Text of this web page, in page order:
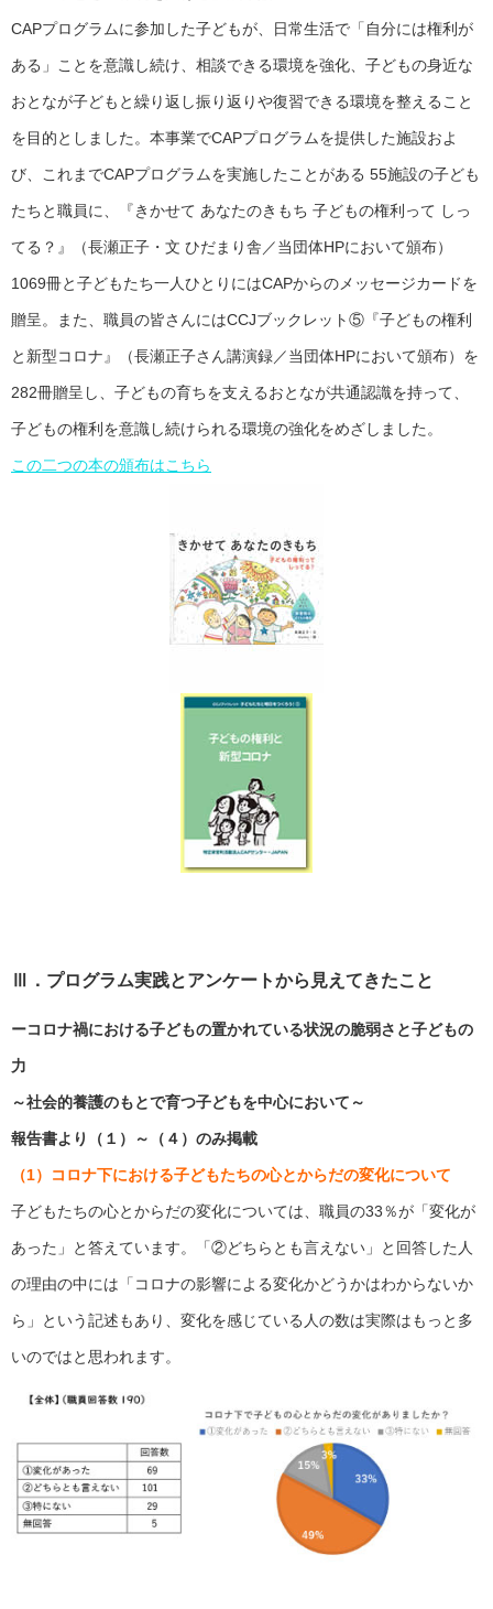
CAPプログラムに参加した子どもが、日常生活で「自分には権利が
ある」ことを意識し続け、相談できる環境を強化、子どもの身近な
おとなが子どもと繰り返し振り返りや復習できる環境を整えること
を目的としました。本事業でCAPプログラムを提供した施設およ
び、これまでCAPプログラムを実施したことがある 55施設の子ども
たちと職員に、『きかせて あなたのきもち 子どもの権利って しっ
てる？』（長瀬正子・文 ひだまり舎／当団体HPにおいて頒布）
1069冊と子どもたち一人ひとりにはCAPからのメッセージカードを
贈呈。また、職員の皆さんにはCCJブックレット⑤『子どもの権利
と新型コロナ』（長瀬正子さん講演録／当団体HPにおいて頒布）を
282冊贈呈し、子どもの育ちを支えるおとなが共通認識を持って、
子どもの権利を意識し続けられる環境の強化をめざしました。
この二つの本の頒布はこちら
Ⅲ．プログラム実践とアンケートから見えてきたこと
ーコロナ禍における子どもの置かれている状況の脆弱さと子どもの
力
～社会的養護のもとで育つ子どもを中心において～
報告書より（１）～（４）のみ掲載
（1）コロナ下における子どもたちの心とからだの変化について
子どもたちの心とからだの変化については、職員の33％が「変化が
あった」と答えています。「②どちらとも言えない」と回答した人
の理由の中には「コロナの影響による変化かどうかはわからないか
ら」という記述もあり、変化を感じている人の数は実際はもっと多
いのではと思われます。